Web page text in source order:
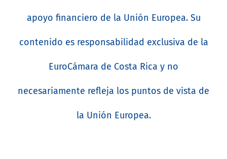
apoyo financiero de la Unión Europea. Su
contenido es responsabilidad exclusiva de la
EuroCámara de Costa Rica y no
necesariamente refleja los puntos de vista de
la Unión Europea.